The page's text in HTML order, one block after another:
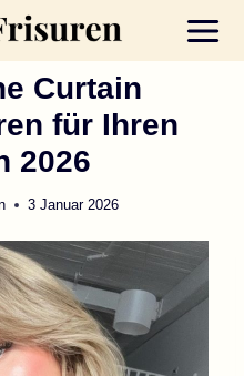
Curtain
für Ihren
2026
3 Januar 2026